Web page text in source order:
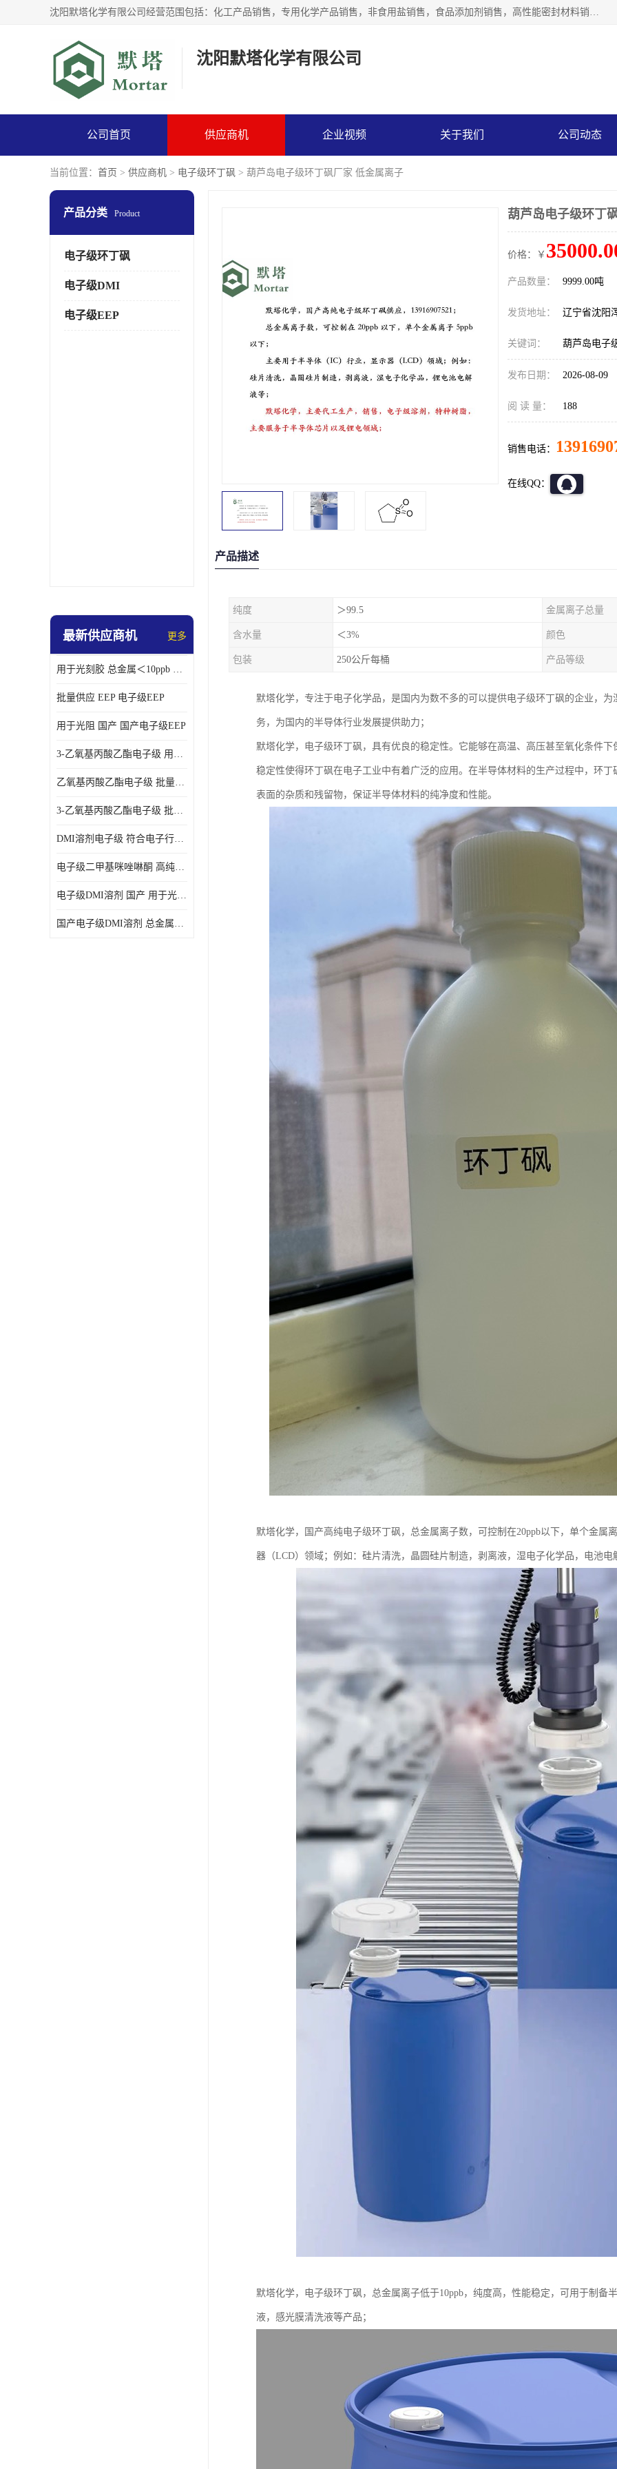
沈阳默塔化学有限公司经营范围包括：化工产品销售，专用化学产品销售，非食用盐销售，食品添加剂销售，高性能密封材料销售，涂料销售，合成材料销售，工程塑料及合成树脂销售等；主要产品有高纯电子级环丁砜，总金属离子可控制在ppb级别、纯度高、颜色浅、耐高温分解时间长，特别适合于半导体制造，硅片晶圆制造，清洗湿电子化学品，锂电池电解液，电子油墨，特种材料等高端行业；也适用于医药合成。
沈阳默塔化学有限公司
公司首页 供应商机 企业视频 关于我们 公司动态
当前位置： 首页 > 供应商机 > 电子级环丁砜 > 葫芦岛电子级环丁砜厂家 低金属离子
产品分类 Product
电子级环丁砜
电子级DMI
电子级EEP
最新供应商机 更多
用于光刻胶 总金属＜10ppb 电子级EEP溶剂
批量供应 EEP 电子级EEP
用于光阻 国产 国产电子级EEP
3-乙氧基丙酸乙酯电子级 用于剥离液 国产
乙氧基丙酸乙酯电子级 批量供应 电子级
3-乙氧基丙酸乙酯电子级 批量供应
DMI溶剂电子级 符合电子行业要求
电子级二甲基咪唑啉酮 高纯度 用于光阻
电子级DMI溶剂 国产 用于光刻胶
国产电子级DMI溶剂 总金属小于20ppb 用于半导体清洗
葫芦岛电子级环丁
价格：￥
产品数量： 9999.00吨
发货地址： 辽宁省沈阳
关键词： 葫芦岛电子
发布日期： 2026-08-09
阅 读 量： 188
销售电话：
在线QQ：
产品描述
纯度 ＞99.5 金属离子总量
含水量 ＜3% 颜色
包装 250公斤每桶 产品等级
默塔化学，专注于电子化学品，是国内为数不多的可以提供电子级环丁砜的企业，
务，为国内的半导体行业发展提供助力；
默塔化学，电子级环丁砜，具有优良的稳定性。它能够在高温、高压甚至氧化条件
稳定性使得环丁砜在电子工业中有着广泛的应用。在半导体材料的生产过程中，环
表面的杂质和残留物，保证半导体材料的纯净度和性能。
默塔化学，国产高纯电子级环丁砜，总金属离子数，可控制在20ppb以下，单个金属
器（LCD）领域；例如：硅片清洗，晶圆硅片制造，剥离液，湿电子化学品，电池电
默塔化学，电子级环丁砜，总金属离子低于10ppb，纯度高，性能稳定，可用于制备
液，感光膜清洗液等产品；